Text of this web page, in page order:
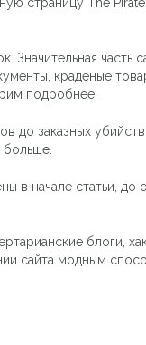
страницу The
краденые
подробнее.
до заказных
больше.
в начале статьи,
блоги,
сайта модным